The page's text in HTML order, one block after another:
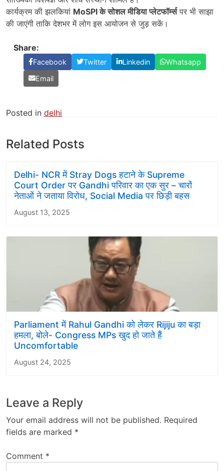
कार्यक्रम की झलकियां MoSPIके सोशल मीडिया प्लेटफॉर्म्सपर भी साझा
की जाएंगी ताकि देशभर में लोग इस आयोजन से जुड़ सकें।
Share:
Facebook Twitter Linkedin
Whatsapp
Email
Posted in delhi
Related Posts
Delhi- NCR में Stray Dogs हटाने के Supreme
Court Order पर Gandhi परिवार का एक सुर – चारों
नेताओं ने जताया विरोध, Social Media पर छिड़ी बहस
August 13, 2025
Parliament में Rahul Gandhi को लेकर Rijiju का बड़ा
हमला, बोले- Congress MPs खुद हो जाते हैं
Uncomfortable
August 24, 2025
Leave a Reply
Your email address will not be published. Required
fields are marked *
Comment *